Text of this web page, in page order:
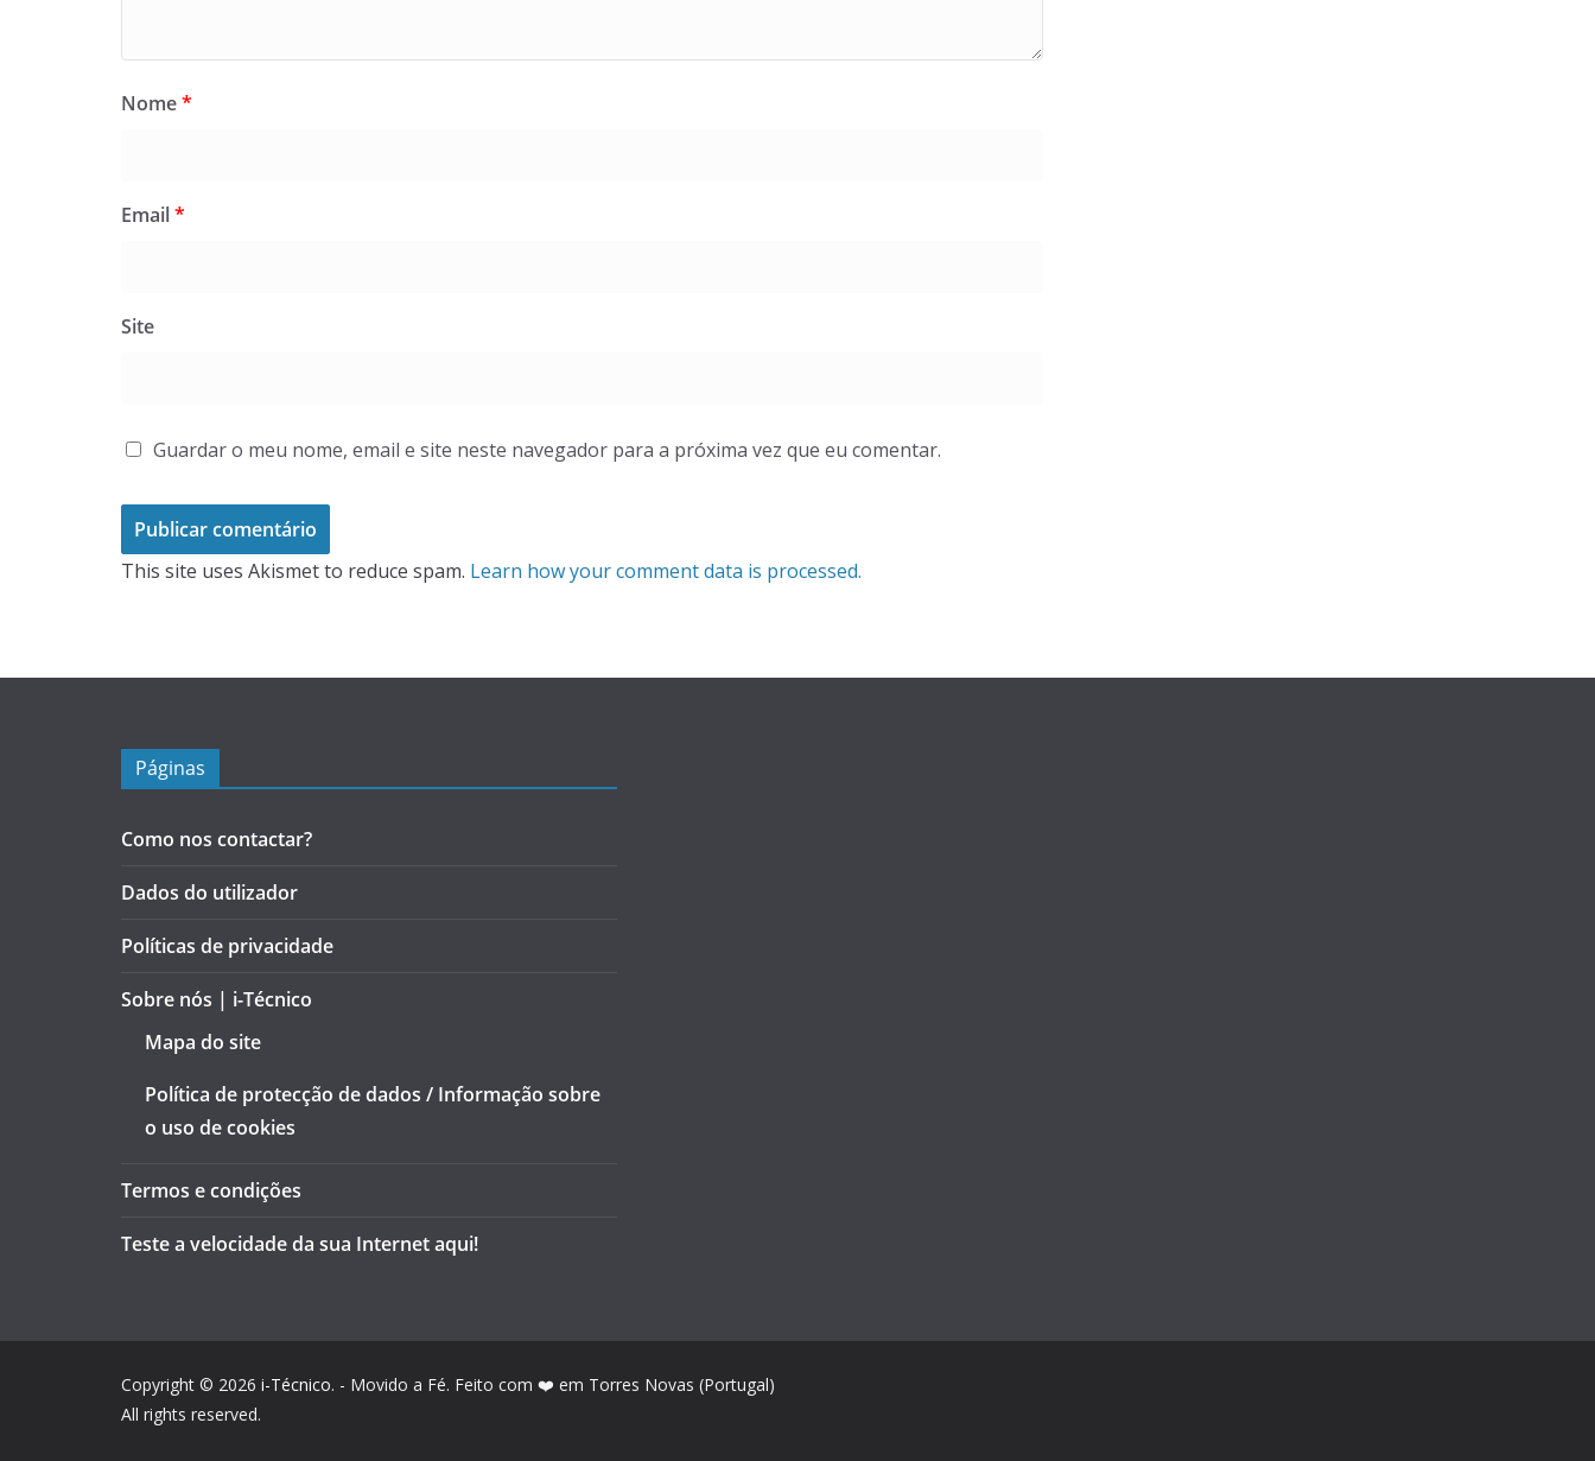
Nome*
Email*
Site
Guardar o meu nome, email e site neste navegador para a próxima vez que eu comentar.
This site uses Akismet to reduce spam. Learn how your comment data is processed.
Páginas
Como nos contactar?
Dados do utilizador
Políticas de privacidade
Sobre nós | i-Técnico
Mapa do site
Política de protecção de dados / Informação sobre
o uso de cookies
Termos e condições
Teste a velocidade da sua Internet aqui!
Copyright © 2026 i-Técnico. - Movido a Fé. Feito com ❤️ em Torres Novas (Portugal)
All rights reserved.